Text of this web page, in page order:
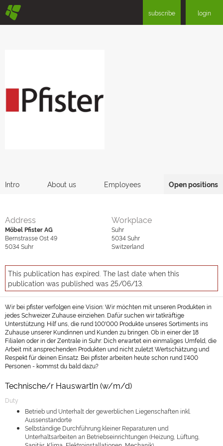
§ subscribe login
Intro About us Employees Open positions
Address
Möbel Pfister AG
Bernstrasse Ost 49
5034Suhr
Workplace
Suhr
5034Suhr
Switzerland
This publication has expired. The last date when this
publication was published was 25/06/13.
Wir bei pfister verfolgen eine Vision: Wir möchten mit unseren Produkten in
jedes Schweizer Zuhause einziehen. Dafür suchen wir tatkräftige
Unterstützung. Hilf uns, die rund 100'000 Produkte unseres Sortiments ins
Zuhause unserer Kundinnen und Kunden zu bringen. Ob in einer der 18
Filialen oder in der Zentrale in Suhr: Dich erwartet ein einmaliges Umfeld, die
Arbeit mit ansprechenden Produkten und nicht zuletzt Wertschätzung und
Respekt für deinen Einsatz. Bei pfister arbeiten heute schon rund 1'400
Personen - kommst du bald dazu?
Technische/r HauswartIn (w/m/d)
Duty
Betrieb und Unterhalt der gewerblichen Liegenschaften inkl.
Aussenstandorte
Selbständige Durchführung kleiner Reparaturen und
Unterhaltsarbeiten an Betriebseinrichtungen (Heizung, Lüftung,